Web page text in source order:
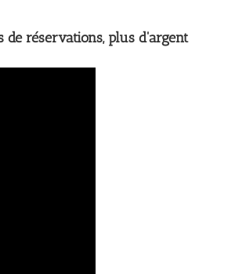
réservations, plus d'argent